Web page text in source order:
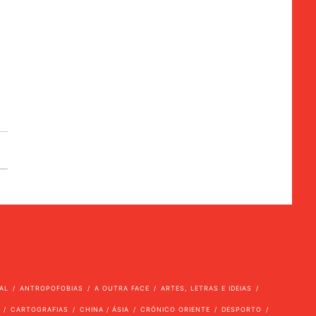
ANTROPOFOBIAS A OUTRA FACE ARTES, LETRAS E IDEIAS
CARTOGRAFIAS CHINA / ÁSIA CRÓNICO ORIENTE DESPORTO